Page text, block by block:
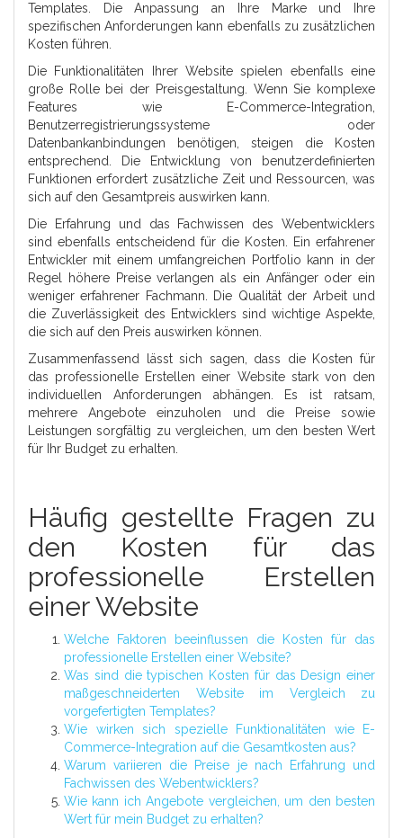
Templates. Die Anpassung an Ihre Marke und Ihre
spezifischen Anforderungen kann ebenfalls zu zusätzlichen
Kosten führen.
Die Funktionalitäten Ihrer Website spielen ebenfalls eine
große Rolle bei der Preisgestaltung. Wenn Sie komplexe
Features wie E-Commerce-Integration,
Benutzerregistrierungssysteme oder
Datenbankanbindungen benötigen, steigen die Kosten
entsprechend. Die Entwicklung von benutzerdefinierten
Funktionen erfordert zusätzliche Zeit und Ressourcen, was
sich auf den Gesamtpreis auswirken kann.
Die Erfahrung und das Fachwissen des Webentwicklers
sind ebenfalls entscheidend für die Kosten. Ein erfahrener
Entwickler mit einem umfangreichen Portfolio kann in der
Regel höhere Preise verlangen als ein Anfänger oder ein
weniger erfahrener Fachmann. Die Qualität der Arbeit und
die Zuverlässigkeit des Entwicklers sind wichtige Aspekte,
die sich auf den Preis auswirken können.
Zusammenfassend lässt sich sagen, dass die Kosten für
das professionelle Erstellen einer Website stark von den
individuellen Anforderungen abhängen. Es ist ratsam,
mehrere Angebote einzuholen und die Preise sowie
Leistungen sorgfältig zu vergleichen, um den besten Wert
für Ihr Budget zu erhalten.
Häufig gestellte Fragen zu
den Kosten für das
professionelle Erstellen
einer Website
Welche Faktoren beeinflussen die Kosten für das
professionelle Erstellen einer Website?
Was sind die typischen Kosten für das Design einer
maßgeschneiderten Website im Vergleich zu
vorgefertigten Templates?
Wie wirken sich spezielle Funktionalitäten wie E-
Commerce-Integration auf die Gesamtkosten aus?
Warum variieren die Preise je nach Erfahrung und
Fachwissen des Webentwicklers?
Wie kann ich Angebote vergleichen, um den besten
Wert für mein Budget zu erhalten?